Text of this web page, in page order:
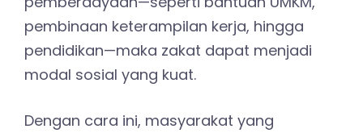
pembinaan keterampilan kerja, hingga
pendidikan—maka zakat dapat menjadi
modal sosial yang kuat.
Dengan cara ini, masyarakat yang